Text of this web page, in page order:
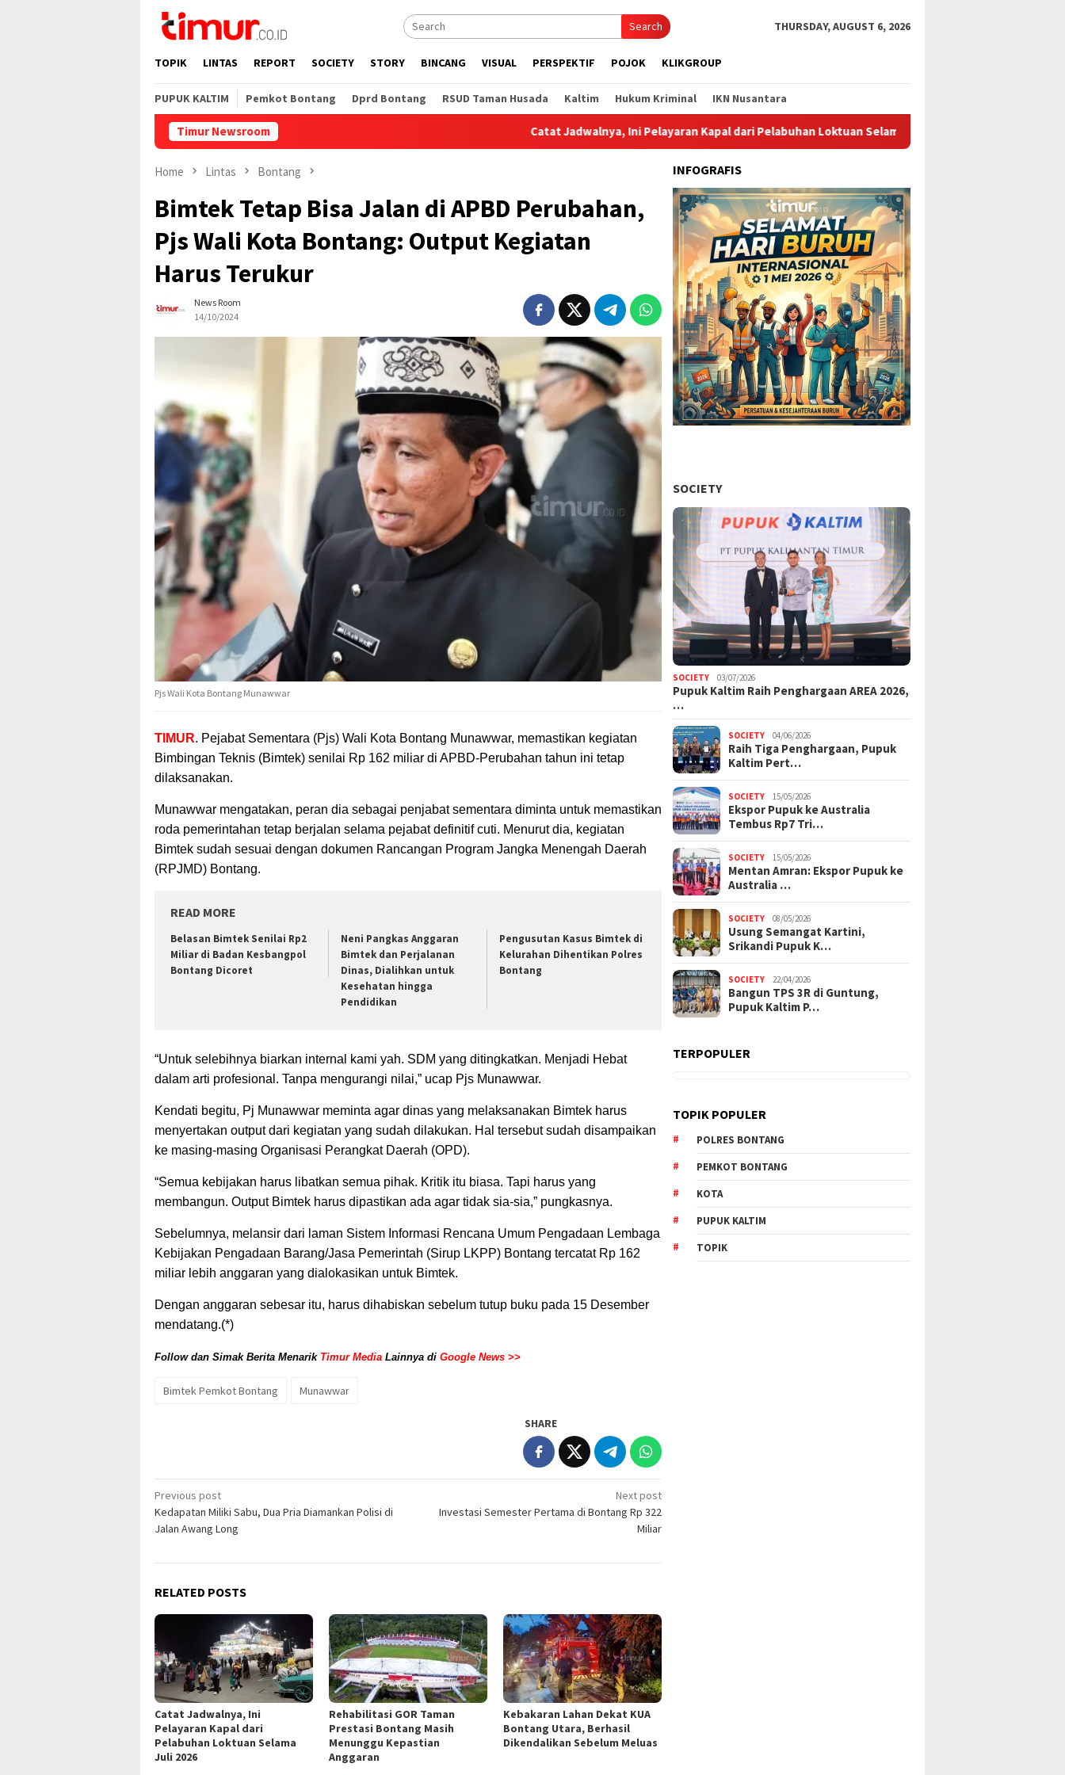
content
Search THURSDAY, AUGUST 6, 2026
TOPIK LINTAS REPORT SOCIETY STORY BINCANG VISUAL PERSPEKTIF POJOK KLIKGROUP
PUPUK KALTIM Pemkot Bontang Dprd Bontang RSUD Taman Husada Kaltim Hukum Kriminal IKN Nusantara
Timur Newsroom Catat Jadwalnya, Ini Pelayaran Kapal dari Pelabuhan Loktuan Selama Juli 2026
Home Lintas Bontang
Bimtek Tetap Bisa Jalan di APBD Perubahan,
Pjs Wali Kota Bontang: Output Kegiatan
Harus Terukur
News Room
14/10/2024
Pjs Wali Kota Bontang Munawwar
TIMUR. Pejabat Sementara (Pjs) Wali Kota Bontang Munawwar, memastikan kegiatan
Bimbingan Teknis (Bimtek) senilai Rp 162 miliar di APBD-Perubahan tahun ini tetap
dilaksanakan.
Munawwar mengatakan, peran dia sebagai penjabat sementara diminta untuk memastikan
roda pemerintahan tetap berjalan selama pejabat definitif cuti. Menurut dia, kegiatan
Bimtek sudah sesuai dengan dokumen Rancangan Program Jangka Menengah Daerah
(RPJMD) Bontang.
READ MORE
Belasan Bimtek Senilai Rp2
Miliar di Badan Kesbangpol
Bontang Dicoret
Neni Pangkas Anggaran
Bimtek dan Perjalanan
Dinas, Dialihkan untuk
Kesehatan hingga
Pendidikan
Pengusutan Kasus Bimtek di
Kelurahan Dihentikan Polres
Bontang
“Untuk selebihnya biarkan internal kami yah. SDM yang ditingkatkan. Menjadi Hebat
dalam arti profesional. Tanpa mengurangi nilai,” ucap Pjs Munawwar.
Kendati begitu, Pj Munawwar meminta agar dinas yang melaksanakan Bimtek harus
menyertakan output dari kegiatan yang sudah dilakukan. Hal tersebut sudah disampaikan
ke masing-masing Organisasi Perangkat Daerah (OPD).
“Semua kebijakan harus libatkan semua pihak. Kritik itu biasa. Tapi harus yang
membangun. Output Bimtek harus dipastikan ada agar tidak sia-sia,” pungkasnya.
Sebelumnya, melansir dari laman Sistem Informasi Rencana Umum Pengadaan Lembaga
Kebijakan Pengadaan Barang/Jasa Pemerintah (Sirup LKPP) Bontang tercatat Rp 162
miliar lebih anggaran yang dialokasikan untuk Bimtek.
Dengan anggaran sebesar itu, harus dihabiskan sebelum tutup buku pada 15 Desember
mendatang.(*)
Follow dan Simak Berita Menarik Timur Media Lainnya di Google News >>
Bimtek Pemkot Bontang Munawwar
SHARE
Post
navigation
Previous post
Kedapatan Miliki Sabu, Dua Pria Diamankan Polisi di
Jalan Awang Long
Next post
Investasi Semester Pertama di Bontang Rp 322
Miliar
RELATED POSTS
Catat Jadwalnya, Ini
Pelayaran Kapal dari
Pelabuhan Loktuan Selama
Juli 2026
Rehabilitasi GOR Taman
Prestasi Bontang Masih
Menunggu Kepastian
Anggaran
Kebakaran Lahan Dekat KUA
Bontang Utara, Berhasil
Dikendalikan Sebelum Meluas
INFOGRAFIS
SOCIETY
SOCIETY 03/07/2026
Pupuk Kaltim Raih Penghargaan AREA 2026,
…
SOCIETY 04/06/2026
Raih Tiga Penghargaan, Pupuk
Kaltim Pert…
SOCIETY 15/05/2026
Ekspor Pupuk ke Australia
Tembus Rp7 Tri…
SOCIETY 15/05/2026
Mentan Amran: Ekspor Pupuk ke
Australia …
SOCIETY 08/05/2026
Usung Semangat Kartini,
Srikandi Pupuk K…
SOCIETY 22/04/2026
Bangun TPS 3R di Guntung,
Pupuk Kaltim P…
TERPOPULER
TOPIK POPULER
POLRES BONTANG
PEMKOT BONTANG
KOTA
PUPUK KALTIM
TOPIK